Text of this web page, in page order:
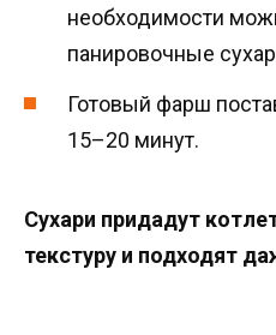
необходимости
панировочные
Готовый фарш
15–20 минут.
Сухари придадут
текстуру и подходят